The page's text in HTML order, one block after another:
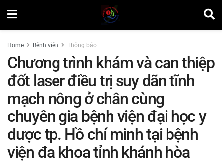
Home Bệnh viện Thông báo
Chương trình khám và can thiệp
đốt laser điều trị suy dãn tĩnh
mạch nông ở chân cùng
chuyên gia bệnh viện đại học y
dược tp. Hồ chí minh tại bệnh
viện đa khoa tỉnh khánh hòa